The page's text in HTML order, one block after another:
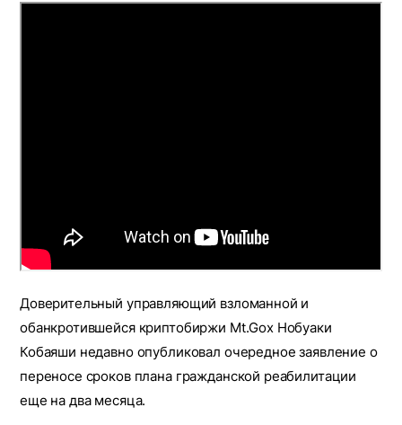
Доверительный управляющий взломанной и
обанкротившейся криптобиржи Mt.Gox Нобуаки
Кобаяши недавно опубликовал очередное заявление о
переносе сроков плана гражданской реабилитации
еще на два месяца.